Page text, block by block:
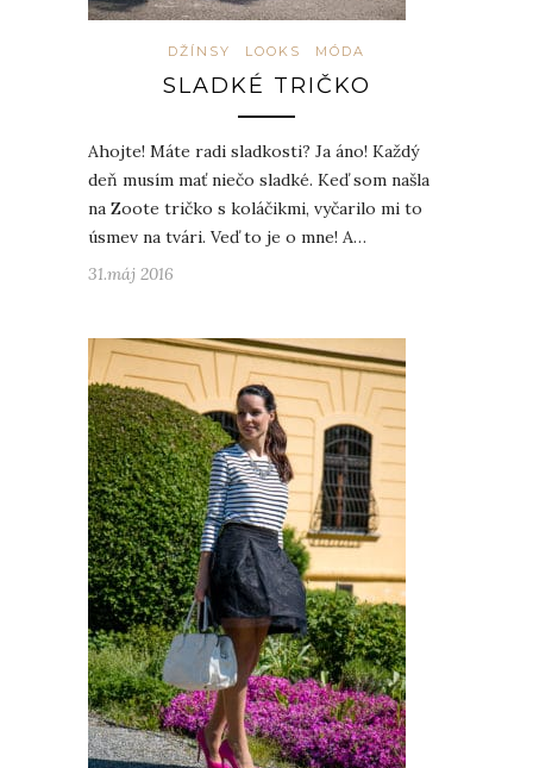
DŽÍNSY LOOKS MÓDA
SLADKÉ TRIČKO
Ahojte! Máte radi sladkosti? Ja áno! Každý
deň musím mať niečo sladké. Keď som našla
na Zoote tričko s koláčikmi, vyčarilo mi to
úsmev na tvári. Veď to je o mne! A…
31.máj 2016